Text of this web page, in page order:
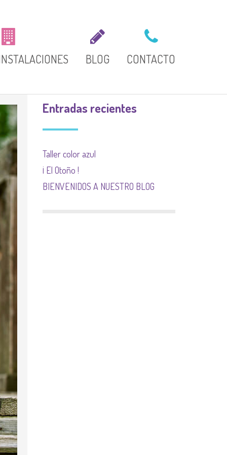
BLOG CONTACTO
Entradas recientes
Taller color azul
¡ El Otoño !
BIENVENIDOS A NUESTRO BLOG